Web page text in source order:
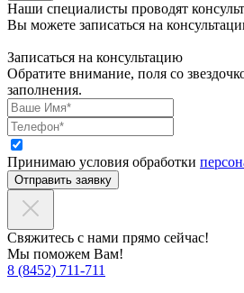
Наши специалисты проводят
Вы можете записаться на
Записаться на консультацию
Обратите внимание, поля со
заполнения.
Принимаю условия обработки
Отправить заявку
Свяжитесь с нами прямо сейчас!
Мы поможем Вам!
8 (8452) 711-711